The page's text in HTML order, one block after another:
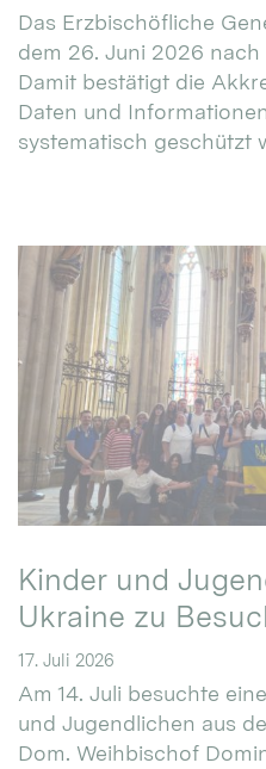
Das Erzbischöfliche
dem 26. Juni 2026 nach
Damit bestätigt die
Daten und
systematisch geschützt
Kinder und
Ukraine zu
17. Juli 2026
Am 14. Juli besuchte
und Jugendlichen aus
Dom. Weihbischof